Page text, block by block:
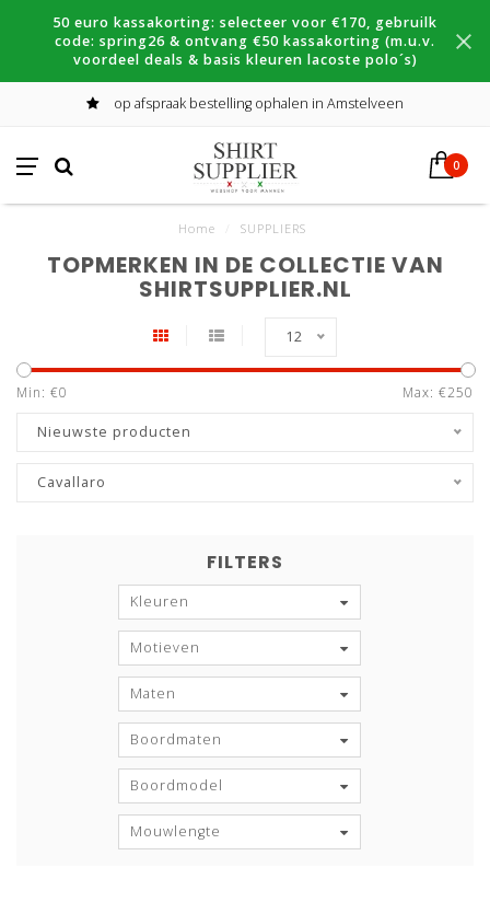
50 euro kassakorting: selecteer voor €170, gebruilk
code: spring26 & ontvang €50 kassakorting (m.u.v.
voordeel deals & basis kleuren lacoste polo´s)
op afspraak bestelling ophalen in Amstelveen
0
Home SUPPLIERS
TOPMERKEN IN DE COLLECTIE VAN
SHIRTSUPPLIER.NL
12
Min: €0 Max: €250
Nieuwste producten
Cavallaro
FILTERS
Kleuren
Motieven
Maten
Boordmaten
Boordmodel
Mouwlengte